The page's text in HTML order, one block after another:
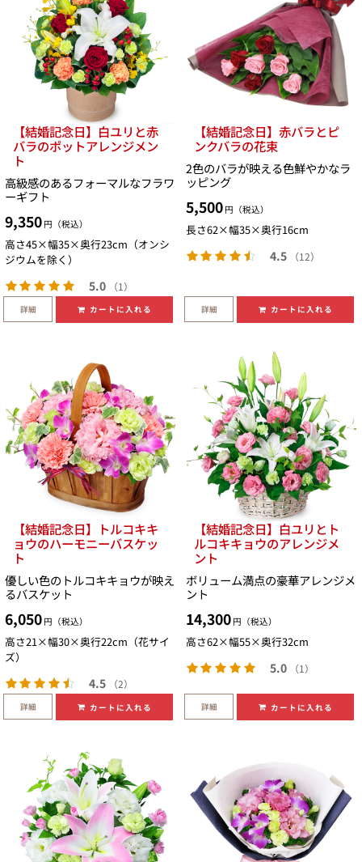
【結婚記念日】白ユリと赤
バラのポットアレンジメン
ト
高級感のあるフォーマルなフラワ
ーギフト
9,350 円（税込）
高さ45×幅35×奥行23cm（オンシ
ジウムを除く）
5.0 （1）
詳細 カートに入れる
【結婚記念日】赤バラとピ
ンクバラの花束
2色のバラが映える色鮮やかなラ
ッピング
5,500 円（税込）
長さ62×幅35×奥行16cm
4.5 （12）
詳細 カートに入れる
【結婚記念日】トルコキキ
ョウのハーモニーバスケッ
ト
優しい色のトルコキキョウが映え
るバスケット
6,050 円（税込）
高さ21×幅30×奥行22cm（花サイ
ズ）
4.5 （2）
詳細 カートに入れる
【結婚記念日】白ユリとト
ルコキキョウのアレンジメ
ント
ボリューム満点の豪華アレンジメ
ント
14,300 円（税込）
高さ62×幅55×奥行32cm
5.0 （1）
詳細 カートに入れる